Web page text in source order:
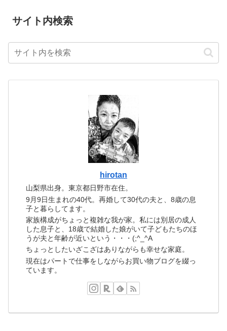
サイト内検索
hirotan
山梨県出身。東京都日野市在住。
9月9日生まれの40代。再婚して30代の夫と、8歳の息
子と暮らしてます。
家族構成がちょっと複雑な我が家。私には別居の成人
した息子と、18歳で結婚した娘がいて子どもたちのほ
うが夫と年齢が近いという・・・(;^_^A
ちょっとしたいざこざはありながらも幸せな家庭。
現在はパートで仕事をしながらお買い物ブログを綴っ
ています。